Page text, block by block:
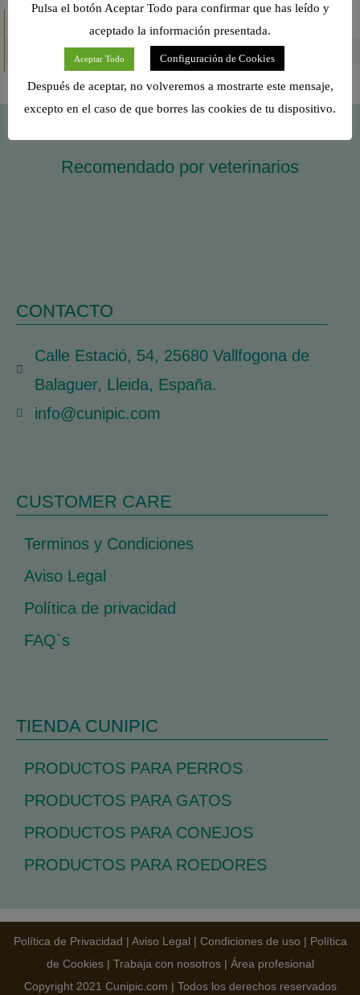
CATEGORÍAS
Recomendado por veterinarios
CONTACTO
Calle Estació, 54, 25680 Vallfogona de
Balaguer, Lleida, España.
info@cunipic.com
CUSTOMER CARE
Terminos y Condiciones
Aviso Legal
Política de privacidad
FAQ`s
TIENDA CUNIPIC
PRODUCTOS PARA PERROS
PRODUCTOS PARA GATOS
PRODUCTOS PARA CONEJOS
PRODUCTOS PARA ROEDORES
Política de Privacidad | Aviso Legal | Condiciones de uso | Política
de Cookies| Trabaja con nosotros| Área profesional
Copyright 2021 Cunipic.com | Todos los derechos reservados
Pulsa el botón Aceptar Todo para confirmar que has leído y
aceptado la información presentada.
Aceptar Todo Configuración de Cookies
Después de aceptar, no volveremos a mostrarte este mensaje,
excepto en el caso de que borres las cookies de tu dispositivo.